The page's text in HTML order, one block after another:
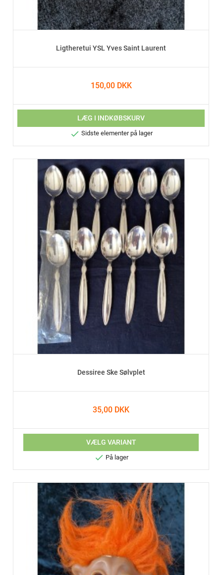
Ligtheretui YSL Yves Saint Laurent
150,00 DKK
LÆG I INDKØBSKURV
 Sidste elementer på lager
Dessiree Ske Sølvplet
35,00 DKK
VÆLG VARIANT
 På lager